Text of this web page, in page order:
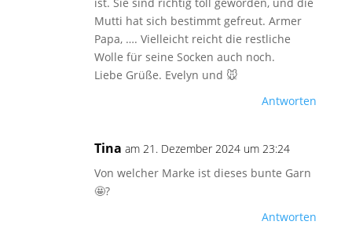
Mutti hat sich bestimmt gefreut. Armer
Papa, …. Vielleicht reicht die restliche
Wolle für seine Socken auch noch.
Liebe Grüße. Evelyn und 🐭
Antworten
Tina am 21. Dezember 2024 um 23:24
Von welcher Marke ist dieses bunte Garn
🤩?
Antworten